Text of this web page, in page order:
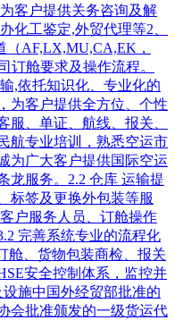
客户提供关务咨询及解
化工鉴定,外贸代理等2、
AF,LX,MU,CA,EK，
订舱要求及操作流程。
,依托知识化、专业化的
为客户提供全方位、个性
服、单证、航线、报关、
航专业培训，熟悉空运市
为广大客户提供国际空运
龙服务。2.2 仓库 运输提
标签及更换外包装等服
户服务人员、订舱操作
完善系统专业的流程化
舱、货物包装商检、报关
安全控制体系，监控并
施中国外经贸部批准的
会批准颁发的一级货运代